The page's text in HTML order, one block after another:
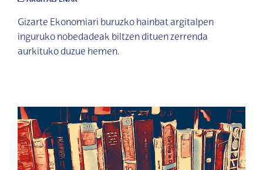
Gizarte Ekonomiari buruzko hainbat argitalpen
inguruko nobedadeak biltzen dituen zerrenda
aurkituko duzue hemen.